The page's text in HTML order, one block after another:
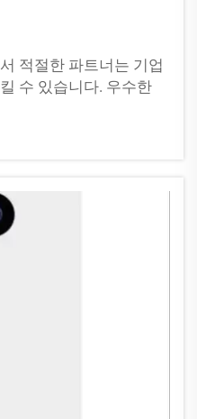
적절한 파트너는 기업
수 있습니다. 우수한
할 뿐만 아니라 기업의
인 혜택도 제공합니다.
풀솔루션 파트너로